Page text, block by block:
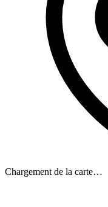
Chargement de la carte…